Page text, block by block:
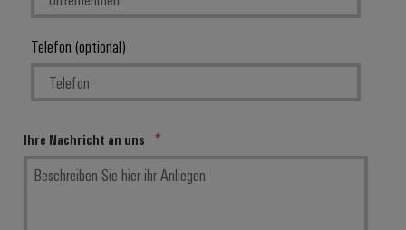
Telefon (optional)
Ihre Nachricht an uns